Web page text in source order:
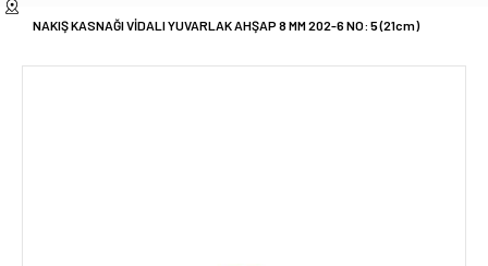
NAKIŞ KASNAĞI VİDALI YUVARLAK AHŞAP 8 MM 202-6 NO: 5 (21cm)